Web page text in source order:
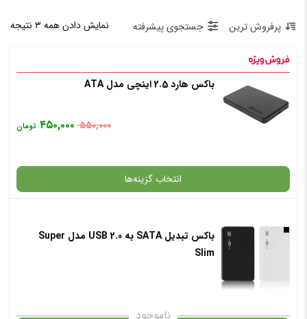
نمایش دادن همه ۳ نتیجه پرفروش ترین جستجوی پیشرفته
باکس هارد 2.5 اینچی مدل ATA
۵۵۰,۰۰۰ ۴۵۰,۰۰۰ تومان
انتخاب گزینه‌ها
گارانتی
باکس تبدیل SATA به USB 2.0 مدل Super
Slim
ناموجود